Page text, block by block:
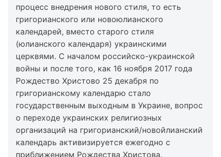
процесс внедрения нового стиля, то есть
григорианского или новоюлианского
календарей, вместо старого стиля
(юлианского календаря) украинскими
церквями. С началом российско-украинской
войны и после того, как 16 ноября 2017 года
Рождество Христово 25 декабря по
григорианскому календарю стало
государственным выходным в Украине, вопрос
о переходе украинских религиозных
организаций на григорианский/новойлианский
календарь активизируется ежегодно с
приближением Рождества Христова.